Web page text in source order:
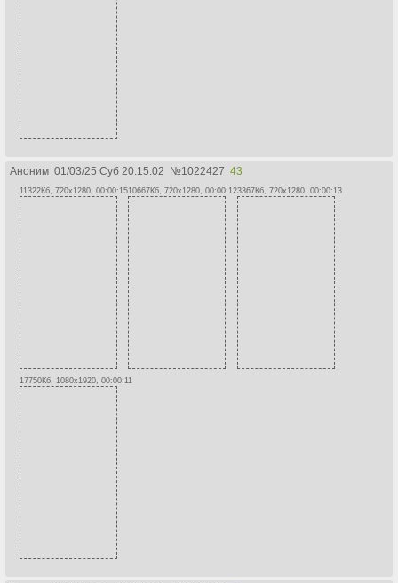
Аноним 01/03/25 Суб 20:15:02 №1022427 43
11322Кб, 720x1280, 00:00:1510667Кб, 720x1280, 00:00:123367Кб, 720x1280, 00:00:13
17750Кб, 1080x1920, 00:00:11